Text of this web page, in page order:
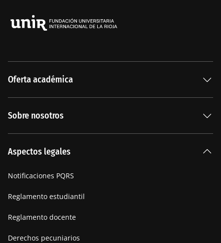
Oferta académica
Sobre nosotros
Manifiesto
Aspectos legales
Notificaciones PQRS
Reglamento estudiantil
Reglamento docente
Derechos pecuniarios